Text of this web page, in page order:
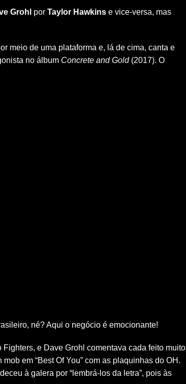
Grohl por Taylor Hawkins e vice-versa, mas
meio de uma plataforma e, lá de cima, canta e
no álbum Concrete and Gold(2017). O
né? Aqui o negócio é emocionante!
e Dave Grohl comentava cada feito muito
em “Best Of You” com as plaquinhas do OH.
à galera por “lembrá-los da letra”, pois às